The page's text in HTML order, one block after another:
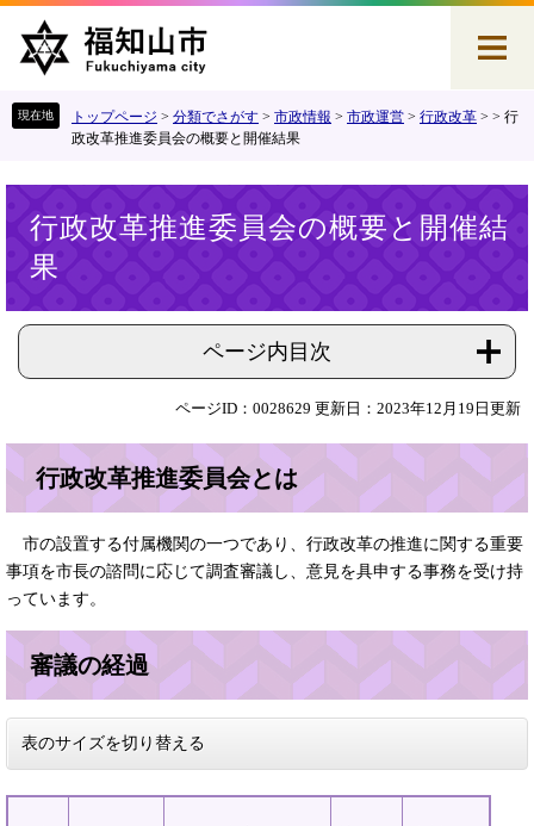
す
し
トップページ > 分類でさがす > 市政情報 > 市政運営 > 行政改革 > > 行
政改革推進委員会の概要と開催結果
行政改革推進委員会の概要と開催結
果
ページ内目次
ページID：0028629 更新日：2023年12月19日更新
行政改革推進委員会とは
市の設置する付属機関の一つであり、行政改革の推進に関する重要
事項を市長の諮問に応じて調査審議し、意見を具申する事務を受け持
っています。
審議の経過
表のサイズを切り替える